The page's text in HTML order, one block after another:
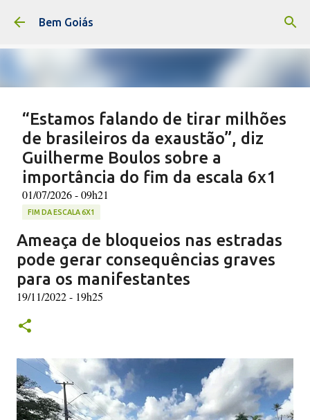
Pular para o conteúdo principal
Bem Goiás
“Estamos falando de tirar milhões
de brasileiros da exaustão”, diz
Guilherme Boulos sobre a
importância do fim da escala 6x1
01/07/2026 - 09h21
FIM DA ESCALA 6X1
(F: Diego Campos/Secom/PR) O fim da escala 6x1 foi
amplamente defendido pelo ministro da Secretaria-
Geral da Presidência da República, Guilherme Boulos,
durante entrevista ao programa “Bom Dia, Ministro”
nesta terça-feira (30). Segundo ele, não existem
justificativas para o tema não avançar. “Uma pauta
aprovada por mais de 70% da população brasileira está
ficar refém disso”, ressaltou. “Nós estamos falando de
dar tempo de descanso para as pessoas, nós estamos
falando de tirar milhões de brasileiros da exaustão, de
0
Ameaça de bloqueios nas estradas
pode gerar consequências graves
para os manifestantes
19/11/2022 - 19h25